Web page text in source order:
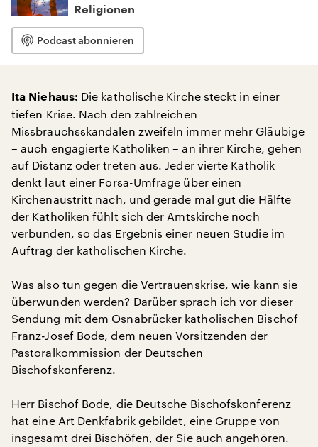
Religionen
Podcast abonnieren
Ita Niehaus: Die katholische Kirche steckt in einer
tiefen Krise. Nach den zahlreichen
Missbrauchsskandalen zweifeln immer mehr Gläubige
– auch engagierte Katholiken – an ihrer Kirche, gehen
auf Distanz oder treten aus. Jeder vierte Katholik
denkt laut einer Forsa-Umfrage über einen
Kirchenaustritt nach, und gerade mal gut die Hälfte
der Katholiken fühlt sich der Amtskirche noch
verbunden, so das Ergebnis einer neuen Studie im
Auftrag der katholischen Kirche.
Was also tun gegen die Vertrauenskrise, wie kann sie
überwunden werden? Darüber sprach ich vor dieser
Sendung mit dem Osnabrücker katholischen Bischof
Franz-Josef Bode, dem neuen Vorsitzenden der
Pastoralkommission der Deutschen
Bischofskonferenz.
Herr Bischof Bode, die Deutsche Bischofskonferenz
hat eine Art Denkfabrik gebildet, eine Gruppe von
insgesamt drei Bischöfen, der Sie auch angehören.